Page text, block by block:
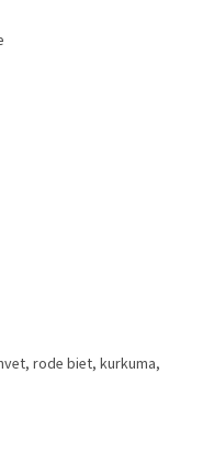
rode biet, kurkuma,